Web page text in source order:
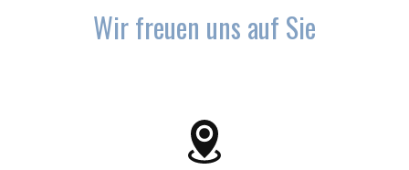
Wir freuen uns auf Sie